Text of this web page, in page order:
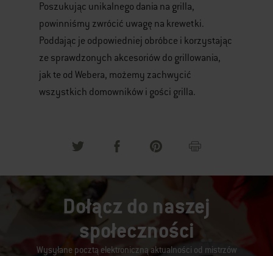
Poszukując unikalnego dania na grilla,
powinniśmy zwrócić uwagę na krewetki.
Poddając je odpowiedniej obróbce i korzystając
ze sprawdzonych akcesoriów do grillowania,
jak te od Webera, możemy zachwycić
wszystkich domowników i gości grilla.
Dołącz do naszej
społeczności
Wysyłane pocztą elektroniczną aktualności od mistrzów